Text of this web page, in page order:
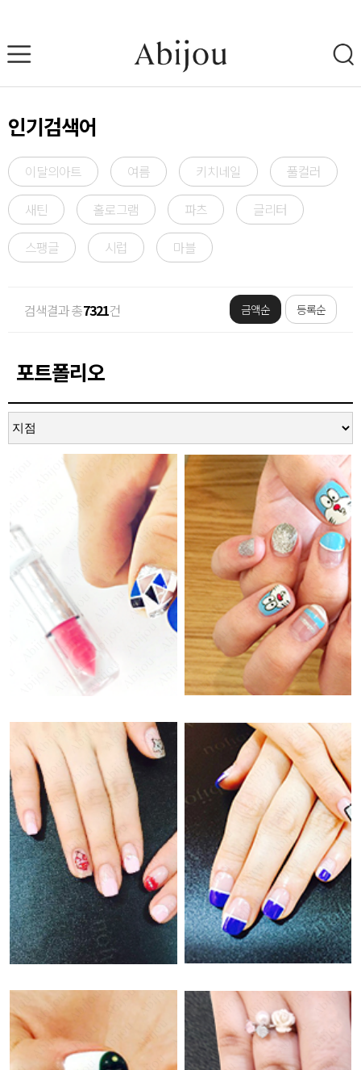
인기검색어
이달의아트 여름 키치네일
풀컬러
새틴
홀로그램 파츠
글리터
스팽글
시럽 마블
검색결과 총7321건 등록순
금액순
포트폴리오